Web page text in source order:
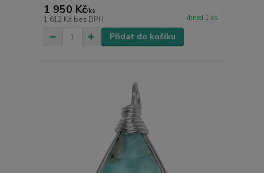
1 950 Kč/ks
1 612 Kč bez DPH ihned 1 ks
Přidat do košíku